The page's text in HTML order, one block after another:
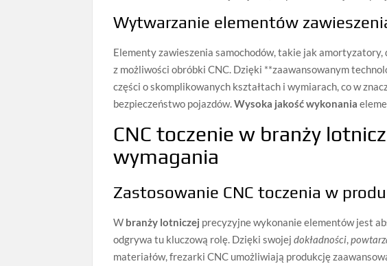
Wytwarzanie elementów
Elementy zawieszenia samochodów, takie jak
z możliwości obróbki CNC. Dzięki **zaawansowanym
części o skomplikowanych kształtach i wymiarach, co w
bezpieczeństwo pojazdów.Wysoka jakość wykonania
CNC toczenie w branży
wymagania
Zastosowanie CNC toczenia w
W branży lotniczej precyzyjne wykonanie elementów jest
odgrywa tu kluczową rolę. Dzięki swojejdokładności,
materiałów, frezarki CNC umożliwiają produkcję